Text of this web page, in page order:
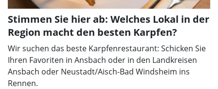
Stimmen Sie hier ab: Welches Lokal in der
Region macht den besten Karpfen?
Wir suchen das beste Karpfenrestaurant: Schicken Sie
Ihren Favoriten in Ansbach oder in den Landkreisen
Ansbach oder Neustadt/Aisch-Bad Windsheim ins
Rennen.